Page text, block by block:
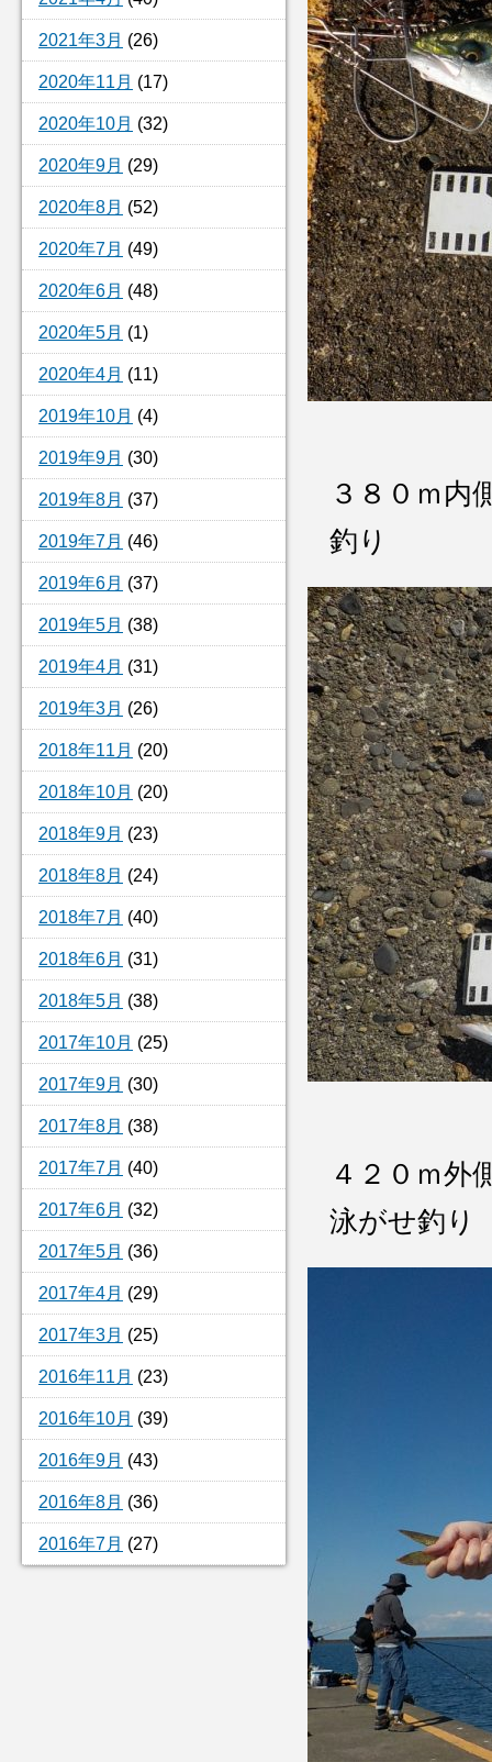
2021年3月 (26)
2020年11月 (17)
2020年10月 (32)
2020年9月 (29)
2020年8月 (52)
2020年7月 (49)
2020年6月 (48)
2020年5月 (1)
2020年4月 (11)
2019年10月 (4)
2019年9月 (30)
2019年8月 (37)
2019年7月 (46)
2019年6月 (37)
2019年5月 (38)
2019年4月 (31)
2019年3月 (26)
2018年11月 (20)
2018年10月 (20)
2018年9月 (23)
2018年8月 (24)
2018年7月 (40)
2018年6月 (31)
2018年5月 (38)
2017年10月 (25)
2017年9月 (30)
2017年8月 (38)
2017年7月 (40)
2017年6月 (32)
2017年5月 (36)
2017年4月 (29)
2017年3月 (25)
2016年11月 (23)
2016年10月 (39)
2016年9月 (43)
2016年8月 (36)
2016年7月 (27)
３８０
釣り
４２０ｍ
泳がせ釣り